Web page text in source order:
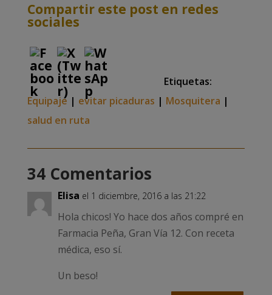
Compartir este post en redes
sociales
Etiquetas:
Equipaje | evitar picaduras | Mosquitera |
salud en ruta
34 Comentarios
Elisa el 1 diciembre, 2016 a las 21:22
Hola chicos! Yo hace dos años compré en
Farmacia Peña, Gran Vía 12. Con receta
médica, eso sí.
Un beso!